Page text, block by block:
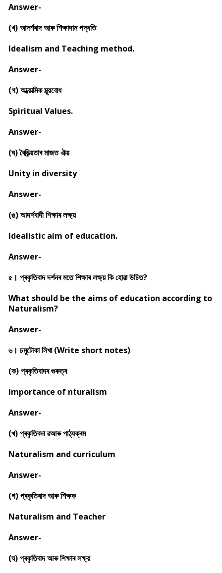
Answer-
(খ) আদৰ্শবাদ আৰু শিক্ষাদান পদ্ধতি
Idealism and Teaching method.
Answer-
(গ) আধ্য়াত্মিক মূল্য়বোধ
Spiritual Values.
Answer-
(ঘ) বৈচিত্ৰ্য়তাৰ মাজত ঐক্য়
Unity in diversity
Answer-
(ঙ) আদৰ্শবাদী শিক্ষাৰ লক্ষ্য়
Idealistic aim of education.
Answer-
৫। প্ৰকৃতিবাদ দৰ্শনৰ মতে শিক্ষাৰ লক্ষ্য় কি হোৱা উচিত?
What should be the aims of education according to
Naturalism?
Answer-
৬। চমুটোকা লিখা (Write short notes)
(ক) প্ৰকৃতিবাদৰ গুৰুত্ব
Importance of nturalism
Answer-
(খ) প্ৰকৃতিবদা ৱআৰু পাঠ্যক্ৰম
Naturalism and curriculum
Answer-
(গ) প্ৰকৃতিবাদ আৰু শিক্ষক
Naturalism and Teacher
Answer-
(ঘ) প্ৰকৃতিবাদ আৰু শিক্ষাৰ লক্ষ্য়